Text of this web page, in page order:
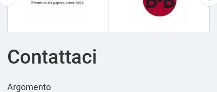
Contattaci
Argomento